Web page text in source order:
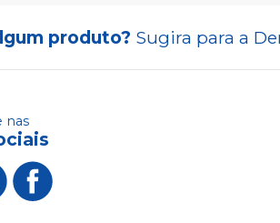
produto? Sugira para a
nas